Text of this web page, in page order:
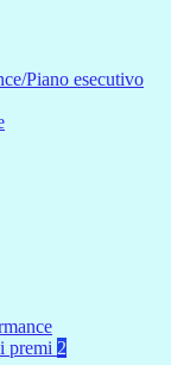
Piano esecutivo
premi 2